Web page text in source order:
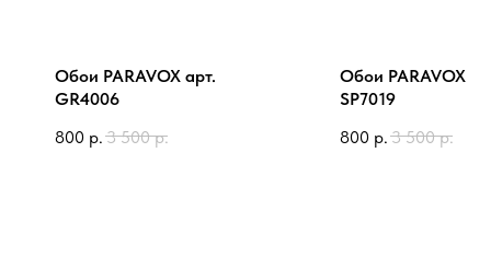
Обои PARAVOX арт.
GR4006
800 р. 3 500 р.
Обои PARAVOX
SP7019
800 р. 3 500 р.